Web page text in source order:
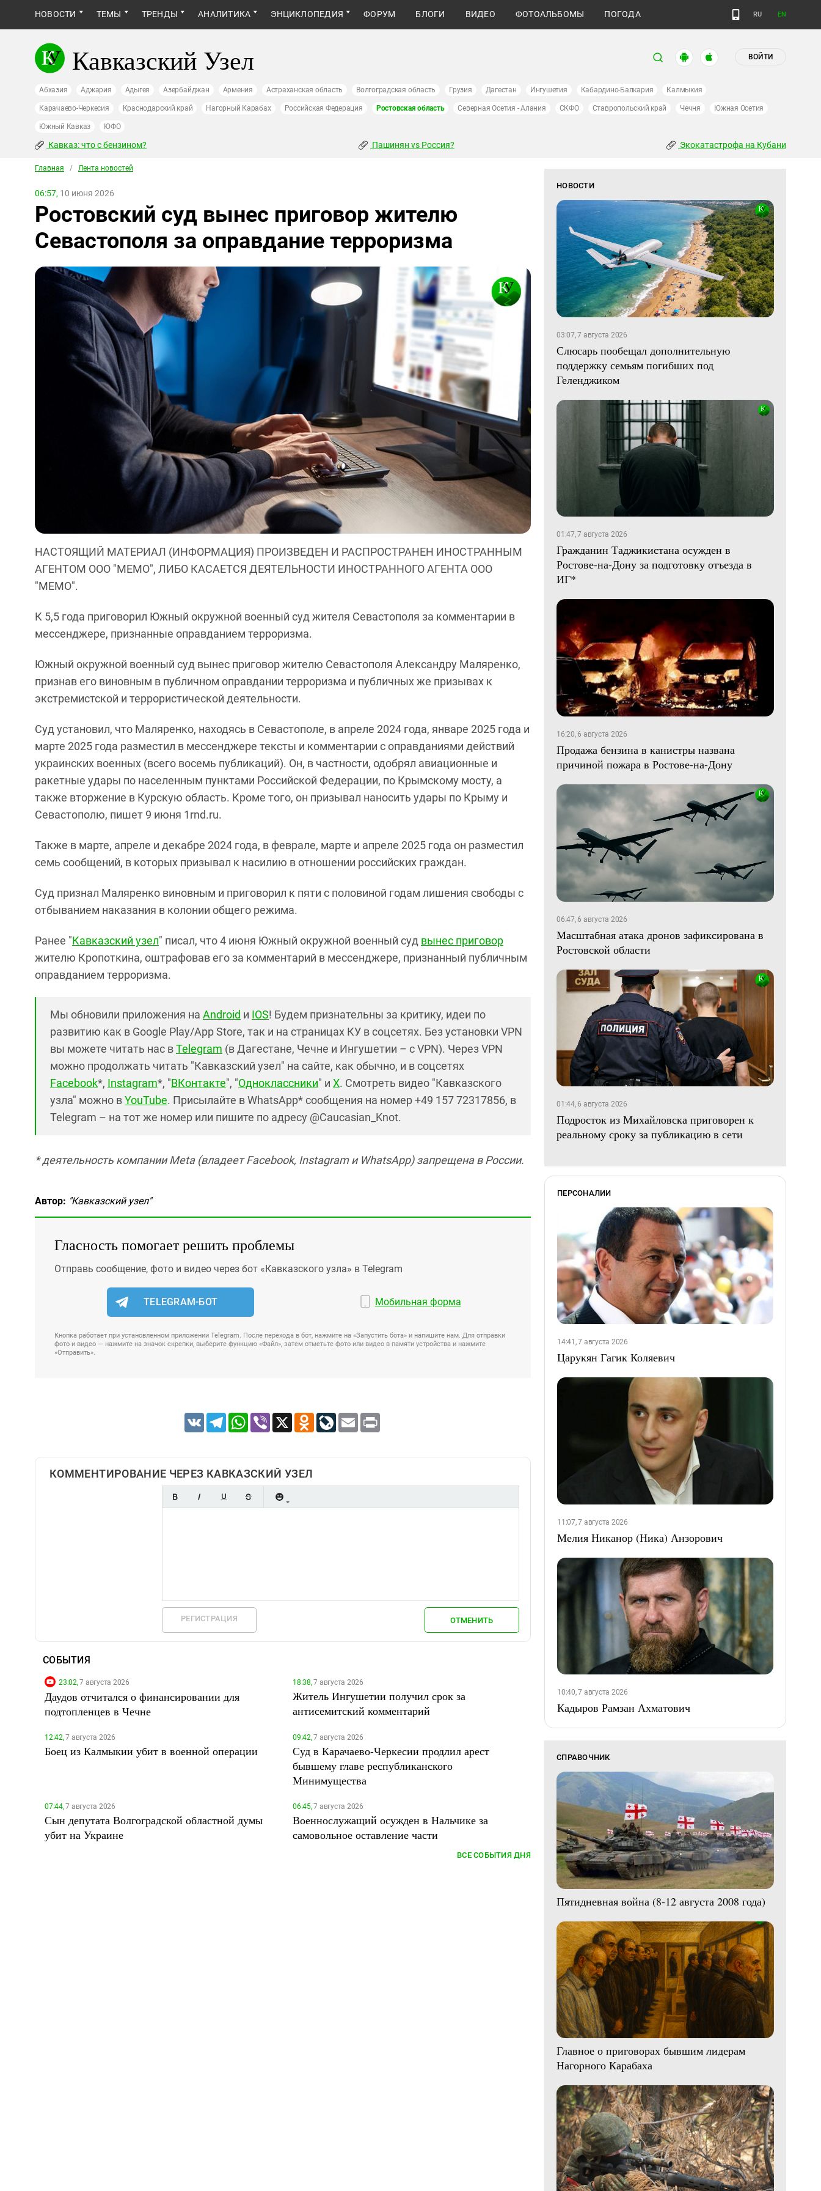
НОВОСТИ ТЕМЫ ТРЕНДЫ АНАЛИТИКА ЭНЦИКЛОПЕДИЯ ФОРУМ БЛОГИ ВИДЕО ФОТОАЛЬБОМЫ ПОГОДА RU EN
Кавказский Узел ВОЙТИ
Абхазия Аджария Адыгея Азербайджан Армения Астраханская область Волгоградская область Грузия Дагестан Ингушетия Кабардино-Балкария Калмыкия
Карачаево-Черкесия Краснодарский край Нагорный Карабах Российская Федерация Ростовская область Северная Осетия - Алания СКФО Ставропольский край Чечня Южная Осетия
Южный Кавказ ЮФО
Кавказ: что с бензином? Пашинян vs Россия? Экокатастрофа на Кубани
Главная / Лента новостей
06:57, 10 июня 2026
Ростовский суд вынес приговор жителю
Севастополя за оправдание терроризма
НАСТОЯЩИЙ МАТЕРИАЛ (ИНФОРМАЦИЯ) ПРОИЗВЕДЕН И РАСПРОСТРАНЕН ИНОСТРАННЫМ
АГЕНТОМ ООО "МЕМО", ЛИБО КАСАЕТСЯ ДЕЯТЕЛЬНОСТИ ИНОСТРАННОГО АГЕНТА ООО
"МЕМО".
К 5,5 года приговорил Южный окружной военный суд жителя Севастополя за комментарии в
мессенджере, признанные оправданием терроризма.
Южный окружной военный суд вынес приговор жителю Севастополя Александру Маляренко,
признав его виновным в публичном оправдании терроризма и публичных же призывах к
экстремистской и террористической деятельности.
Суд установил, что Маляренко, находясь в Севастополе, в апреле 2024 года, январе 2025 года и
марте 2025 года разместил в мессенджере тексты и комментарии с оправданиями действий
украинских военных (всего восемь публикаций). Он, в частности, одобрял авиационные и
ракетные удары по населенным пунктами Российской Федерации, по Крымскому мосту, а
также вторжение в Курскую область. Кроме того, он призывал наносить удары по Крыму и
Севастополю, пишет 9 июня 1rnd.ru.
Также в марте, апреле и декабре 2024 года, в феврале, марте и апреле 2025 года он разместил
семь сообщений, в которых призывал к насилию в отношении российских граждан.
Суд признал Маляренко виновным и приговорил к пяти с половиной годам лишения свободы с
отбыванием наказания в колонии общего режима.
Ранее "Кавказский узел" писал, что 4 июня Южный окружной военный суд вынес приговор
жителю Кропоткина, оштрафовав его за комментарий в мессенджере, признанный публичным
оправданием терроризма.
Мы обновили приложения на Android и IOS! Будем признательны за критику, идеи по
развитию как в Google Play/App Store, так и на страницах КУ в соцсетях. Без установки VPN
вы можете читать нас вTelegram (в Дагестане, Чечне и Ингушетии – с VPN). Через VPN
можно продолжать читать "Кавказский узел" на сайте, как обычно, и в соцсетях
Facebook*, Instagram*, "ВКонтакте", "Одноклассники" и X. Смотреть видео "Кавказского
узла" можно вYouTube. Присылайте в WhatsApp* сообщения на номер +49 157 72317856, в
Telegram – на тот же номер или пишите по адресу @Caucasian_Knot.
* деятельность компании Meta (владеет Facebook, Instagram и WhatsApp) запрещена в России.
Автор: "Кавказский узел"
Гласность помогает решить проблемы
Отправь сообщение, фото и видео через бот «Кавказского узла» в Telegram
TELEGRAM-БОТ Мобильная форма
Кнопка работает при установленном приложении Telegram. После перехода в бот, нажмите на «Запустить бота» и напишите нам. Для отправки
фото и видео — нажмите на значок скрепки, выберите функцию «Файл», затем отметьте фото или видео в памяти устройства и нажмите
«Отправить».
VK TelegramWhatsApp
Viber X Odnoklassniki
LiveJournal
Email
КОММЕНТИРОВАНИЕ ЧЕРЕЗ КАВКАЗСКИЙ УЗЕЛ
РЕГИСТРАЦИЯ ОТМЕНИТЬ
СОБЫТИЯ
23:02,7 августа 2026
Даудов отчитался о финансировании для
подтопленцев в Чечне
18:38,7 августа 2026
Житель Ингушетии получил срок за
антисемитский комментарий
12:42,7 августа 2026
Боец из Калмыкии убит в военной операции
09:42,7 августа 2026
Суд в Карачаево-Черкесии продлил арест
бывшему главе республиканского
Минимущества
07:44,7 августа 2026
Сын депутата Волгоградской областной думы
убит на Украине
06:45,7 августа 2026
Военнослужащий осужден в Нальчике за
самовольное оставление части
ВСЕ СОБЫТИЯ ДНЯ
НОВОСТИ
03:07, 7 августа 2026
Слюсарь пообещал дополнительную
поддержку семьям погибших под
Геленджиком
01:47, 7 августа 2026
Гражданин Таджикистана осужден в
Ростове-на-Дону за подготовку отъезда в
ИГ*
16:20, 6 августа 2026
Продажа бензина в канистры названа
причиной пожара в Ростове-на-Дону
06:47, 6 августа 2026
Масштабная атака дронов зафиксирована в
Ростовской области
01:44, 6 августа 2026
Подросток из Михайловска приговорен к
реальному сроку за публикацию в сети
ПЕРСОНАЛИИ
14:41, 7 августа 2026
Царукян Гагик Коляевич
11:07, 7 августа 2026
Мелия Никанор (Ника) Анзорович
10:40, 7 августа 2026
Кадыров Рамзан Ахматович
СПРАВОЧНИК
Пятидневная война (8-12 августа 2008 года)
Главное о приговорах бывшим лидерам
Нагорного Карабаха